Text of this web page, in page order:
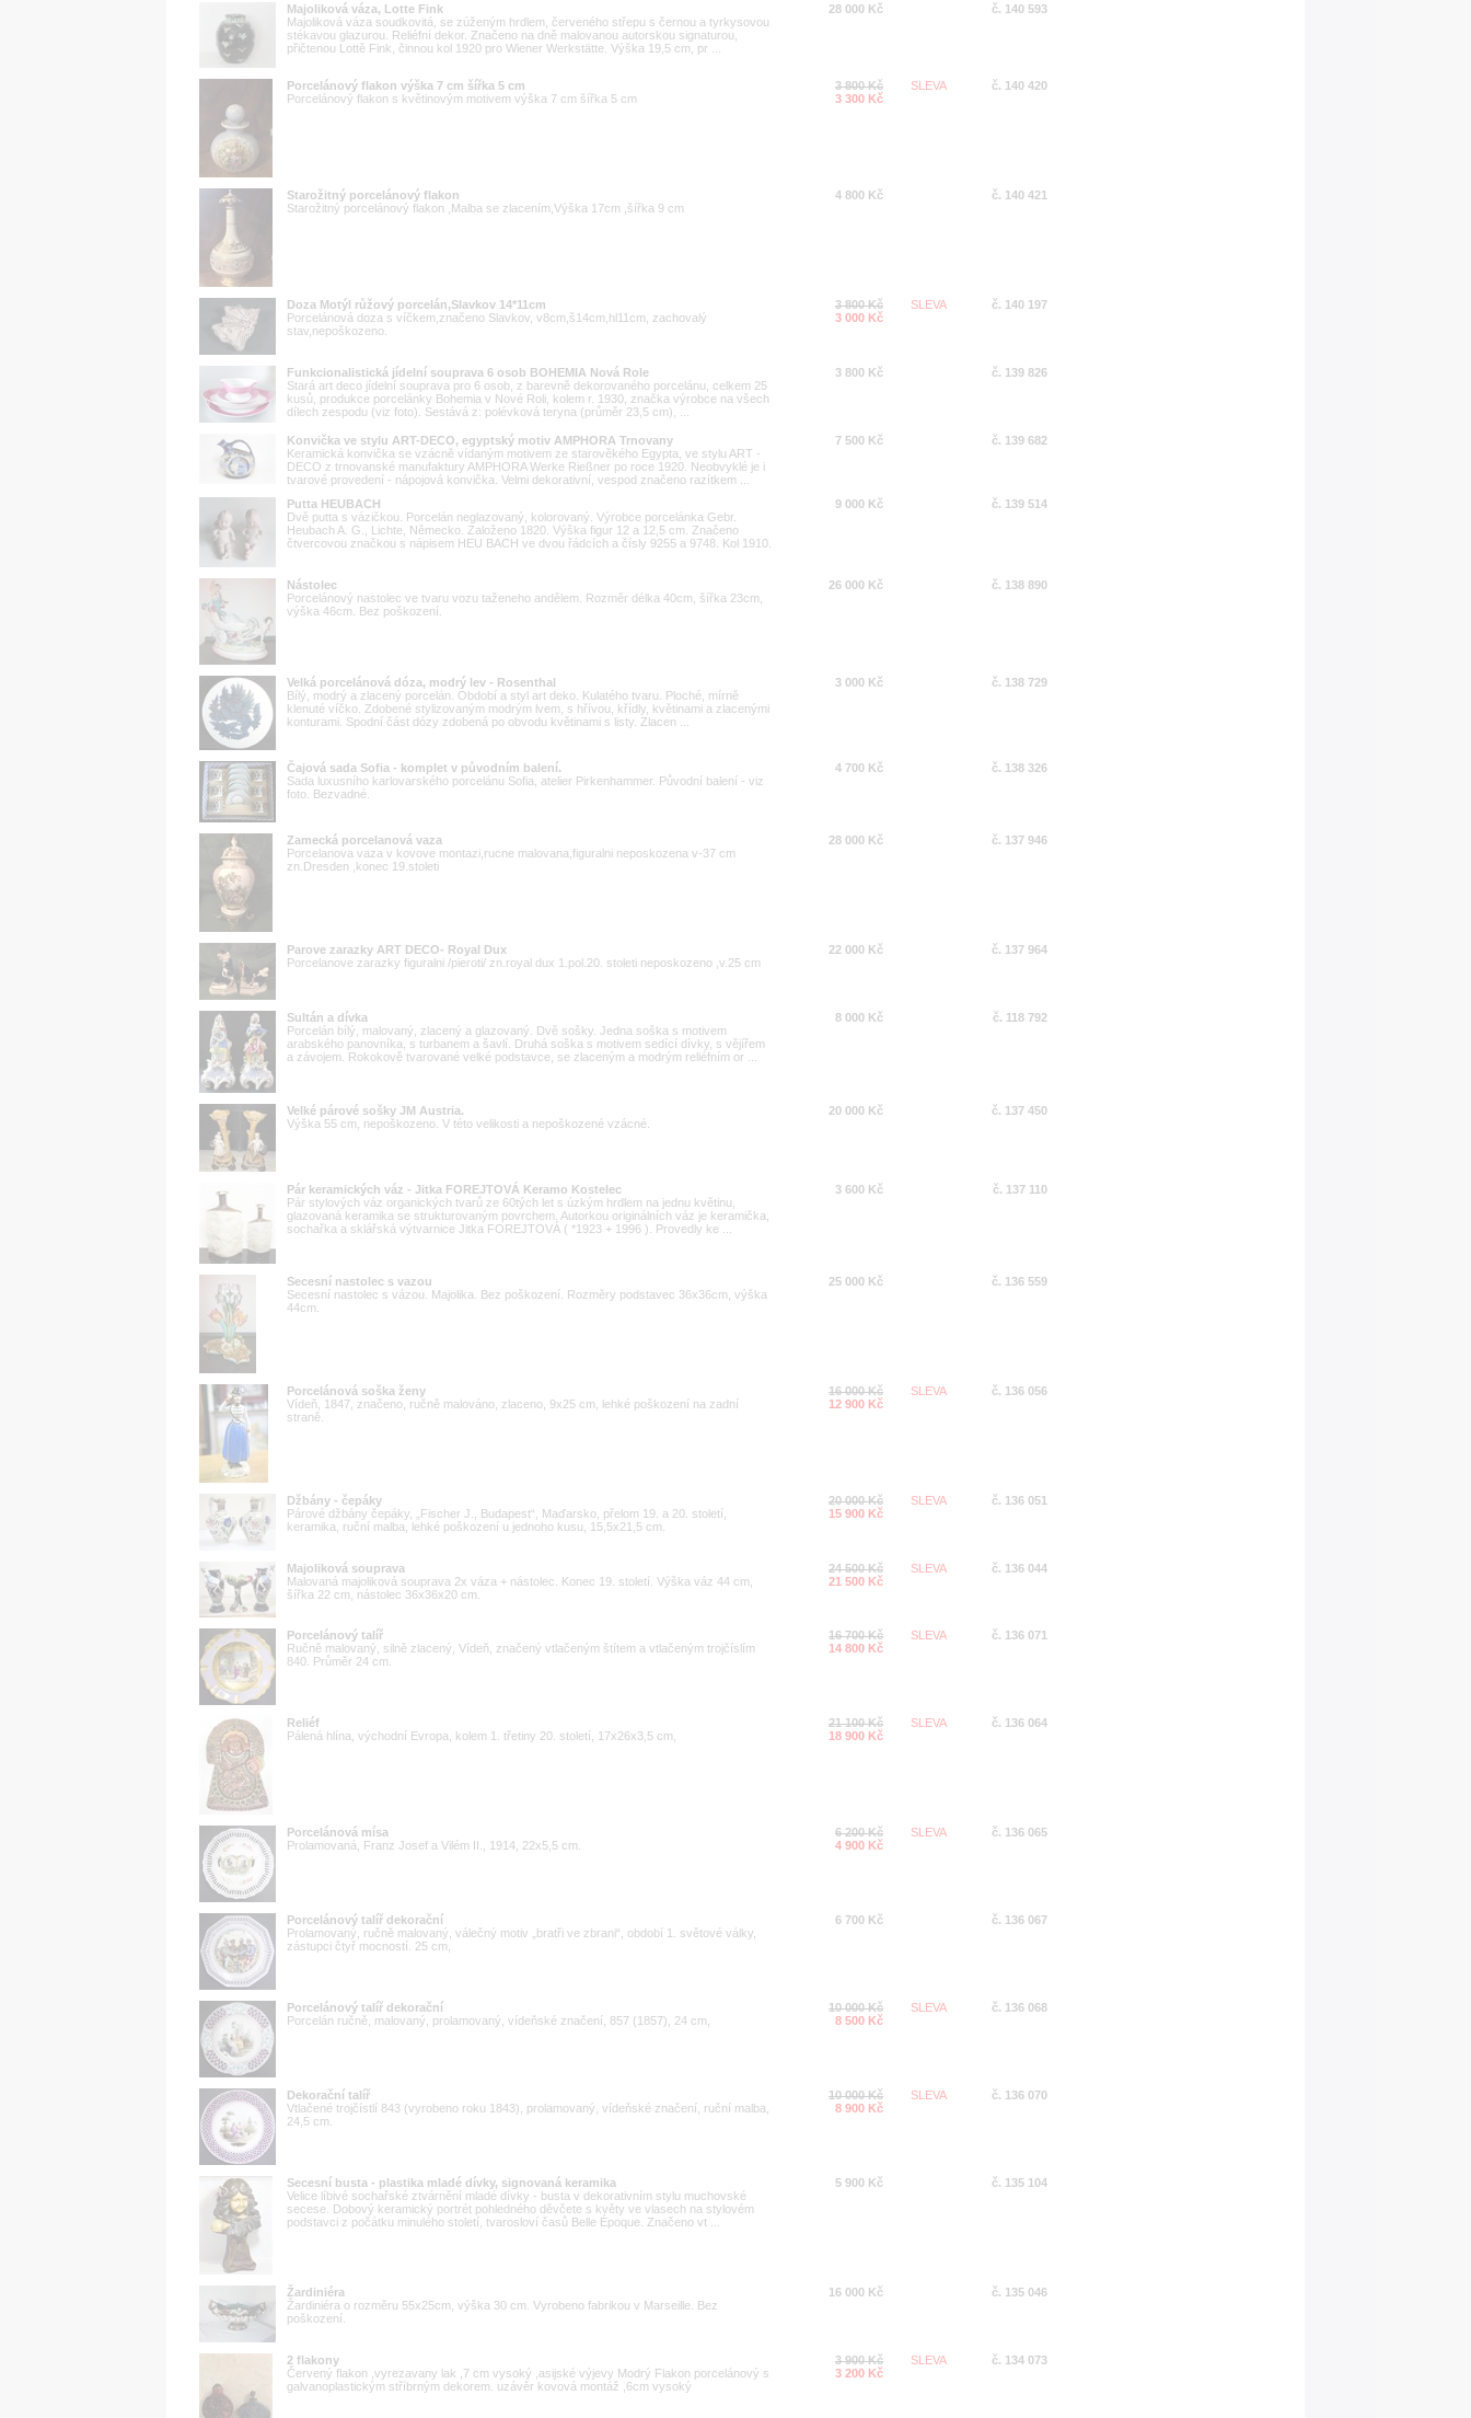
Majoliková váza, Lotte Fink
Majoliková váza soudkovitá, se zúženým hrdlem, červeného střepu s černou a tyrkysovou
stékavou glazurou. Reliéfní dekor. Značeno na dně malovanou autorskou signaturou,
přičtenou Lottě Fink, činnou kol 1920 pro Wiener Werkstätte. Výška 19,5 cm, pr ...
28 000 Kč č. 140 593
Porcelánový flakon výška 7 cm šířka 5 cm
Porcelánový flakon s květinovým motivem výška 7 cm šířka 5 cm
3 800 Kč
3 300 Kč
SLEVA č. 140 420
Starožitný porcelánový flakon
Starožitný porcelánový flakon ,Malba se zlacením,Výška 17cm ,šířka 9 cm
4 800 Kč č. 140 421
Doza Motýl růžový porcelán,Slavkov 14*11cm
Porcelánová doza s víčkem,značeno Slavkov, v8cm,š14cm,hl11cm, zachovalý
stav,nepoškozeno.
3 800 Kč
3 000 Kč
SLEVA č. 140 197
Funkcionalistická jídelní souprava 6 osob BOHEMIA Nová Role
Stará art deco jídelní souprava pro 6 osob, z barevně dekorovaného porcelánu, celkem 25
kusů, produkce porcelánky Bohemia v Nové Roli, kolem r. 1930, značka výrobce na všech
dílech zespodu (viz foto). Sestává z: polévková teryna (průměr 23,5 cm), ...
3 800 Kč č. 139 826
Konvička ve stylu ART-DECO, egyptský motiv AMPHORA Trnovany
Keramická konvička se vzácně vídaným motivem ze starověkého Egypta, ve stylu ART -
DECO z trnovanské manufaktury AMPHORA Werke Rießner po roce 1920. Neobvyklé je i
tvarové provedení - nápojová konvička. Velmi dekorativní, vespod značeno razítkem ...
7 500 Kč č. 139 682
Putta HEUBACH
Dvě putta s vázičkou. Porcelán neglazovaný, kolorovaný. Výrobce porcelánka Gebr.
Heubach A. G., Lichte, Německo. Založeno 1820. Výška figur 12 a 12,5 cm. Značeno
čtvercovou značkou s nápisem HEU BACH ve dvou řádcích a čísly 9255 a 9748. Kol 1910.
9 000 Kč č. 139 514
Nástolec
Porcelánový nastolec ve tvaru vozu taženeho andělem. Rozměr délka 40cm, šířka 23cm,
výška 46cm. Bez poškození.
26 000 Kč č. 138 890
Velká porcelánová dóza, modrý lev - Rosenthal
Bílý, modrý a zlacený porcelán. Období a styl art deko. Kulatého tvaru. Ploché, mírně
klenuté víčko. Zdobené stylizovaným modrým lvem, s hřívou, křídly, květinami a zlacenými
konturami. Spodní část dózy zdobená po obvodu květinami s listy. Zlacen ...
3 000 Kč č. 138 729
Čajová sada Sofia - komplet v původním balení.
Sada luxusního karlovarského porcelánu Sofia, atelier Pirkenhammer. Původní balení - viz
foto. Bezvadné.
4 700 Kč č. 138 326
Zamecká porcelanová vaza
Porcelanova vaza v kovove montazi,rucne malovana,figuralni neposkozena v-37 cm
zn.Dresden ,konec 19.stoleti
28 000 Kč č. 137 946
Parove zarazky ART DECO- Royal Dux
Porcelanove zarazky figuralni /pieroti/ zn.royal dux 1.pol.20. stoleti neposkozeno ,v.25 cm
22 000 Kč č. 137 964
Sultán a dívka
Porcelán bílý, malovaný, zlacený a glazovaný. Dvě sošky. Jedna soška s motivem
arabského panovníka, s turbanem a šavlí. Druhá soška s motivem sedící dívky, s vějířem
a závojem. Rokokově tvarované velké podstavce, se zlaceným a modrým reliéfním or ...
8 000 Kč č. 118 792
Velké párové sošky JM Austria.
Výška 55 cm, nepoškozeno. V této velikosti a nepoškozené vzácné.
20 000 Kč č. 137 450
Pár keramických váz - Jitka FOREJTOVÁ Keramo Kostelec
Pár stylových váz organických tvarů ze 60tých let s úzkým hrdlem na jednu květinu,
glazovaná keramika se strukturovaným povrchem. Autorkou originálních váz je keramička,
sochařka a sklářská výtvarnice Jitka FOREJTOVÁ ( *1923 + 1996 ). Provedly ke ...
3 600 Kč č. 137 110
Secesní nastolec s vazou
Secesní nastolec s vázou. Majolika. Bez poškození. Rozměry podstavec 36x36cm, výška
44cm.
25 000 Kč č. 136 559
Porcelánová soška ženy
Vídeň, 1847, značeno, ručně malováno, zlaceno, 9x25 cm, lehké poškození na zadní
straně.
16 000 Kč
12 900 Kč
SLEVA č. 136 056
Džbány - čepáky
Párové džbány čepáky, „Fischer J., Budapest“, Maďarsko, přelom 19. a 20. století,
keramika, ruční malba, lehké poškození u jednoho kusu, 15,5x21,5 cm.
20 000 Kč
15 900 Kč
SLEVA č. 136 051
Majoliková souprava
Malovaná majoliková souprava 2x váza + nástolec. Konec 19. století. Výška váz 44 cm,
šířka 22 cm, nástolec 36x36x20 cm.
24 500 Kč
21 500 Kč
SLEVA č. 136 044
Porcelánový talíř
Ručně malovaný, silně zlacený, Vídeň, značený vtlačeným štítem a vtlačeným trojčíslím
840. Průměr 24 cm.
16 700 Kč
14 800 Kč
SLEVA č. 136 071
Reliéf
Pálená hlína, východní Evropa, kolem 1. třetiny 20. století, 17x26x3,5 cm,
21 100 Kč
18 900 Kč
SLEVA č. 136 064
Porcelánová mísa
Prolamovaná, Franz Josef a Vilém II., 1914, 22x5,5 cm.
6 200 Kč
4 900 Kč
SLEVA č. 136 065
Porcelánový talíř dekorační
Prolamovaný, ručně malovaný, válečný motiv „bratři ve zbrani“, období 1. světové války,
zástupci čtyř mocností. 25 cm,
6 700 Kč č. 136 067
Porcelánový talíř dekorační
Porcelán ručně, malovaný, prolamovaný, vídeňské značení, 857 (1857), 24 cm,
10 000 Kč
8 500 Kč
SLEVA č. 136 068
Dekorační talíř
Vtlačené trojčístlí 843 (vyrobeno roku 1843), prolamovaný, vídeňské značení, ruční malba,
24,5 cm.
10 000 Kč
8 900 Kč
SLEVA č. 136 070
Secesní busta - plastika mladé dívky, signovaná keramika
Velice líbivé sochařské ztvárnění mladé dívky - busta v dekorativním stylu muchovské
secese. Dobový keramický portrét pohledného děvčete s květy ve vlasech na stylovém
podstavci z počátku minulého století, tvarosloví časů Belle Époque. Značeno vt ...
5 900 Kč č. 135 104
Žardiniéra
Žardiniéra o rozměru 55x25cm, výška 30 cm. Vyrobeno fabrikou v Marseille. Bez
poškození.
16 000 Kč č. 135 046
2 flakony
Červený flakon ,vyrezavany lak ,7 cm vysoký ,asijské výjevy Modrý Flakon porcelánový s
galvanoplastickým stříbrným dekorem. uzávěr kovová montáž ,6cm vysoký
3 900 Kč
3 200 Kč
SLEVA č. 134 073